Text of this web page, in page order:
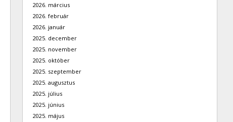
2026. március
2026. február
2026. január
2025. december
2025. november
2025. október
2025. szeptember
2025. augusztus
2025. július
2025. június
2025. május